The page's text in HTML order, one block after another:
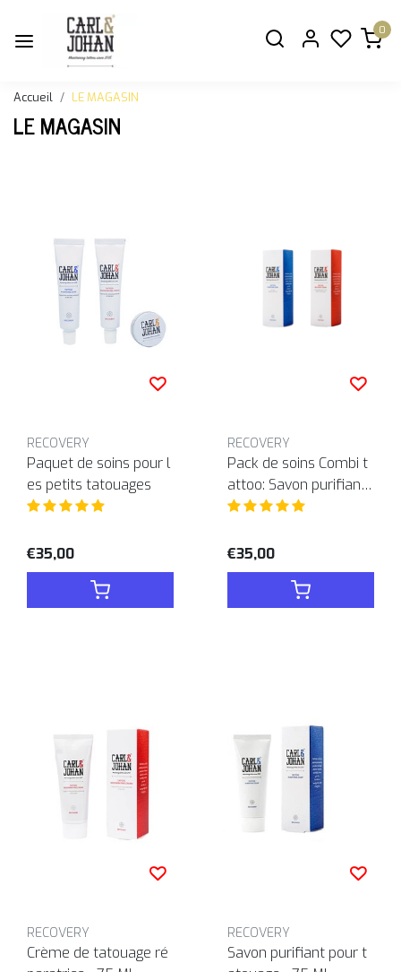
0
Accueil LE MAGASIN
LE MAGASIN
RECOVERY
Paquet de soins pour l
es petits tatouages
€35,00
RECOVERY
Pack de soins Combi t
attoo: Savon purifiant
et Crème Régénératric
€35,00
RECOVERY
Crème de tatouage ré
RECOVERY
Savon purifiant pour t